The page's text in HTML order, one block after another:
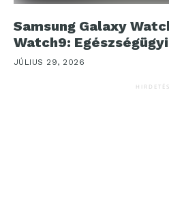
Samsung Galaxy
Watch9:
JÚLIUS 29, 2026
HIRDETÉS